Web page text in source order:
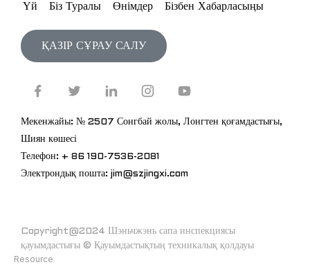
Үй Біз Туралы Өнімдер Бізбен Хабарласыңы
ҚАЗІР СҰРАУ САЛУ
Мекенжайы: № 2507 Сонгбай жолы, Лонгтен қоғамдастығы,
Шиян көшесі
Телефон: + 86 190-7536-2081
Электрондық пошта: jim@szjingxi.com
Copyright@2024 Шэньчжэнь сапа инспекциясы
қауымдастығы © Қауымдастықтың техникалық қолдауы
Resource